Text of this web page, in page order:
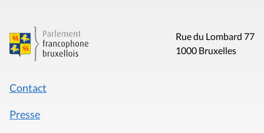
Rue du Lombard 77
1000 Bruxelles
Contact
Presse